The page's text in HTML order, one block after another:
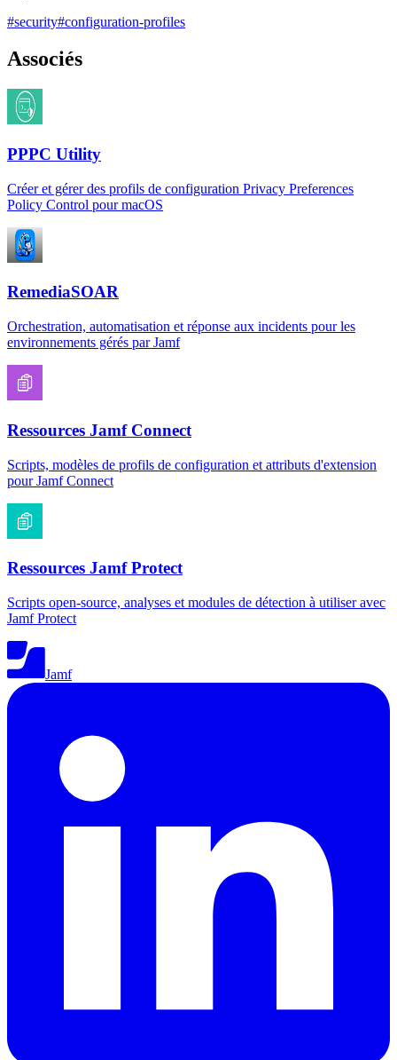
#security#configuration-profiles
Associés
PPPC Utility
Créer et gérer des profils de configuration Privacy Preferences
Policy Control pour macOS
RemediaSOAR
Orchestration, automatisation et réponse aux incidents pour les
environnements gérés par Jamf
Ressources Jamf Connect
Scripts, modèles de profils de configuration et attributs d'extension
pour Jamf Connect
Ressources Jamf Protect
Scripts open-source, analyses et modules de détection à utiliser avec
Jamf Protect
Jamf